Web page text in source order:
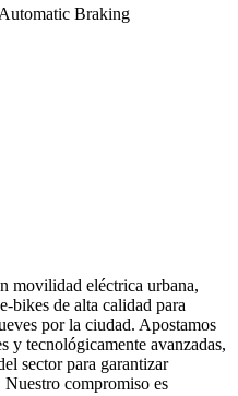
Braking
movilidad eléctrica urbana,
bikes de alta calidad para
por la ciudad. Apostamos
y tecnológicamente avanzadas,
sector para garantizar
compromiso es